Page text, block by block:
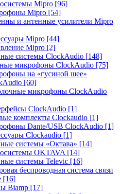
Mipro [96]
Mipro [54]
и антенные усилители Mipro
Mipro [44]
Mipro [2]
системы ClockAudio [148]
микрофоны ClockAudio [75]
на «гусиной шее»
[60]
микрофоны ClockAudio
ClockAudio [1]
комплекты Clockaudio [1]
Dante/USB ClockAudio [1]
Clockaudio [1]
системы «Октава» [14]
OKTAVA [14]
системы Televic [16]
беспроводная система связи
[16]
Biamp [17]